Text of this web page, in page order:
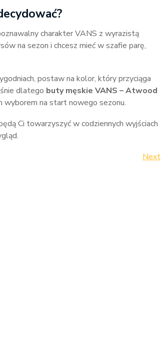
charakter VANS z wyrazistą
na sezon i chcesz mieć w szafie parę,
postaw na kolor, który przyciąga
dlatego buty męskie VANS – Atwood
wyborem na start nowego sezonu.
Ci towarzyszyć w codziennych wyjściach
Next
Next